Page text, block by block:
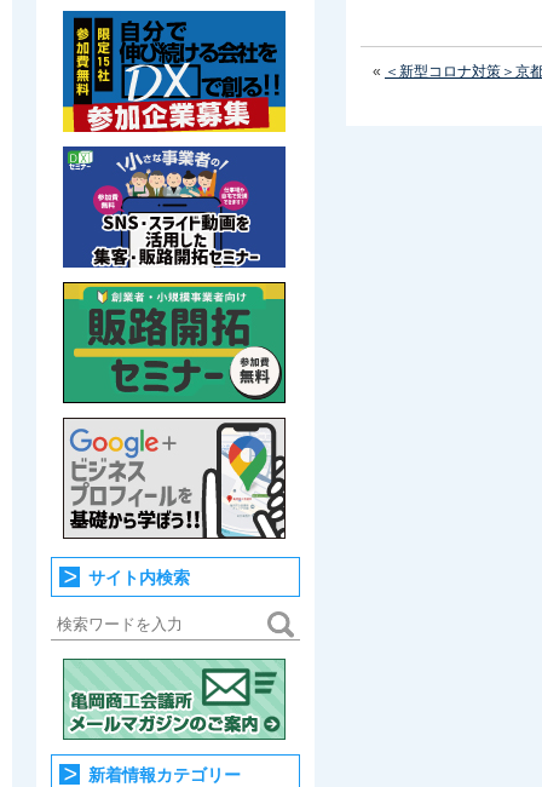
« ＜新型コロナ対策＞京
サイト内検索
新着情報カテゴリー